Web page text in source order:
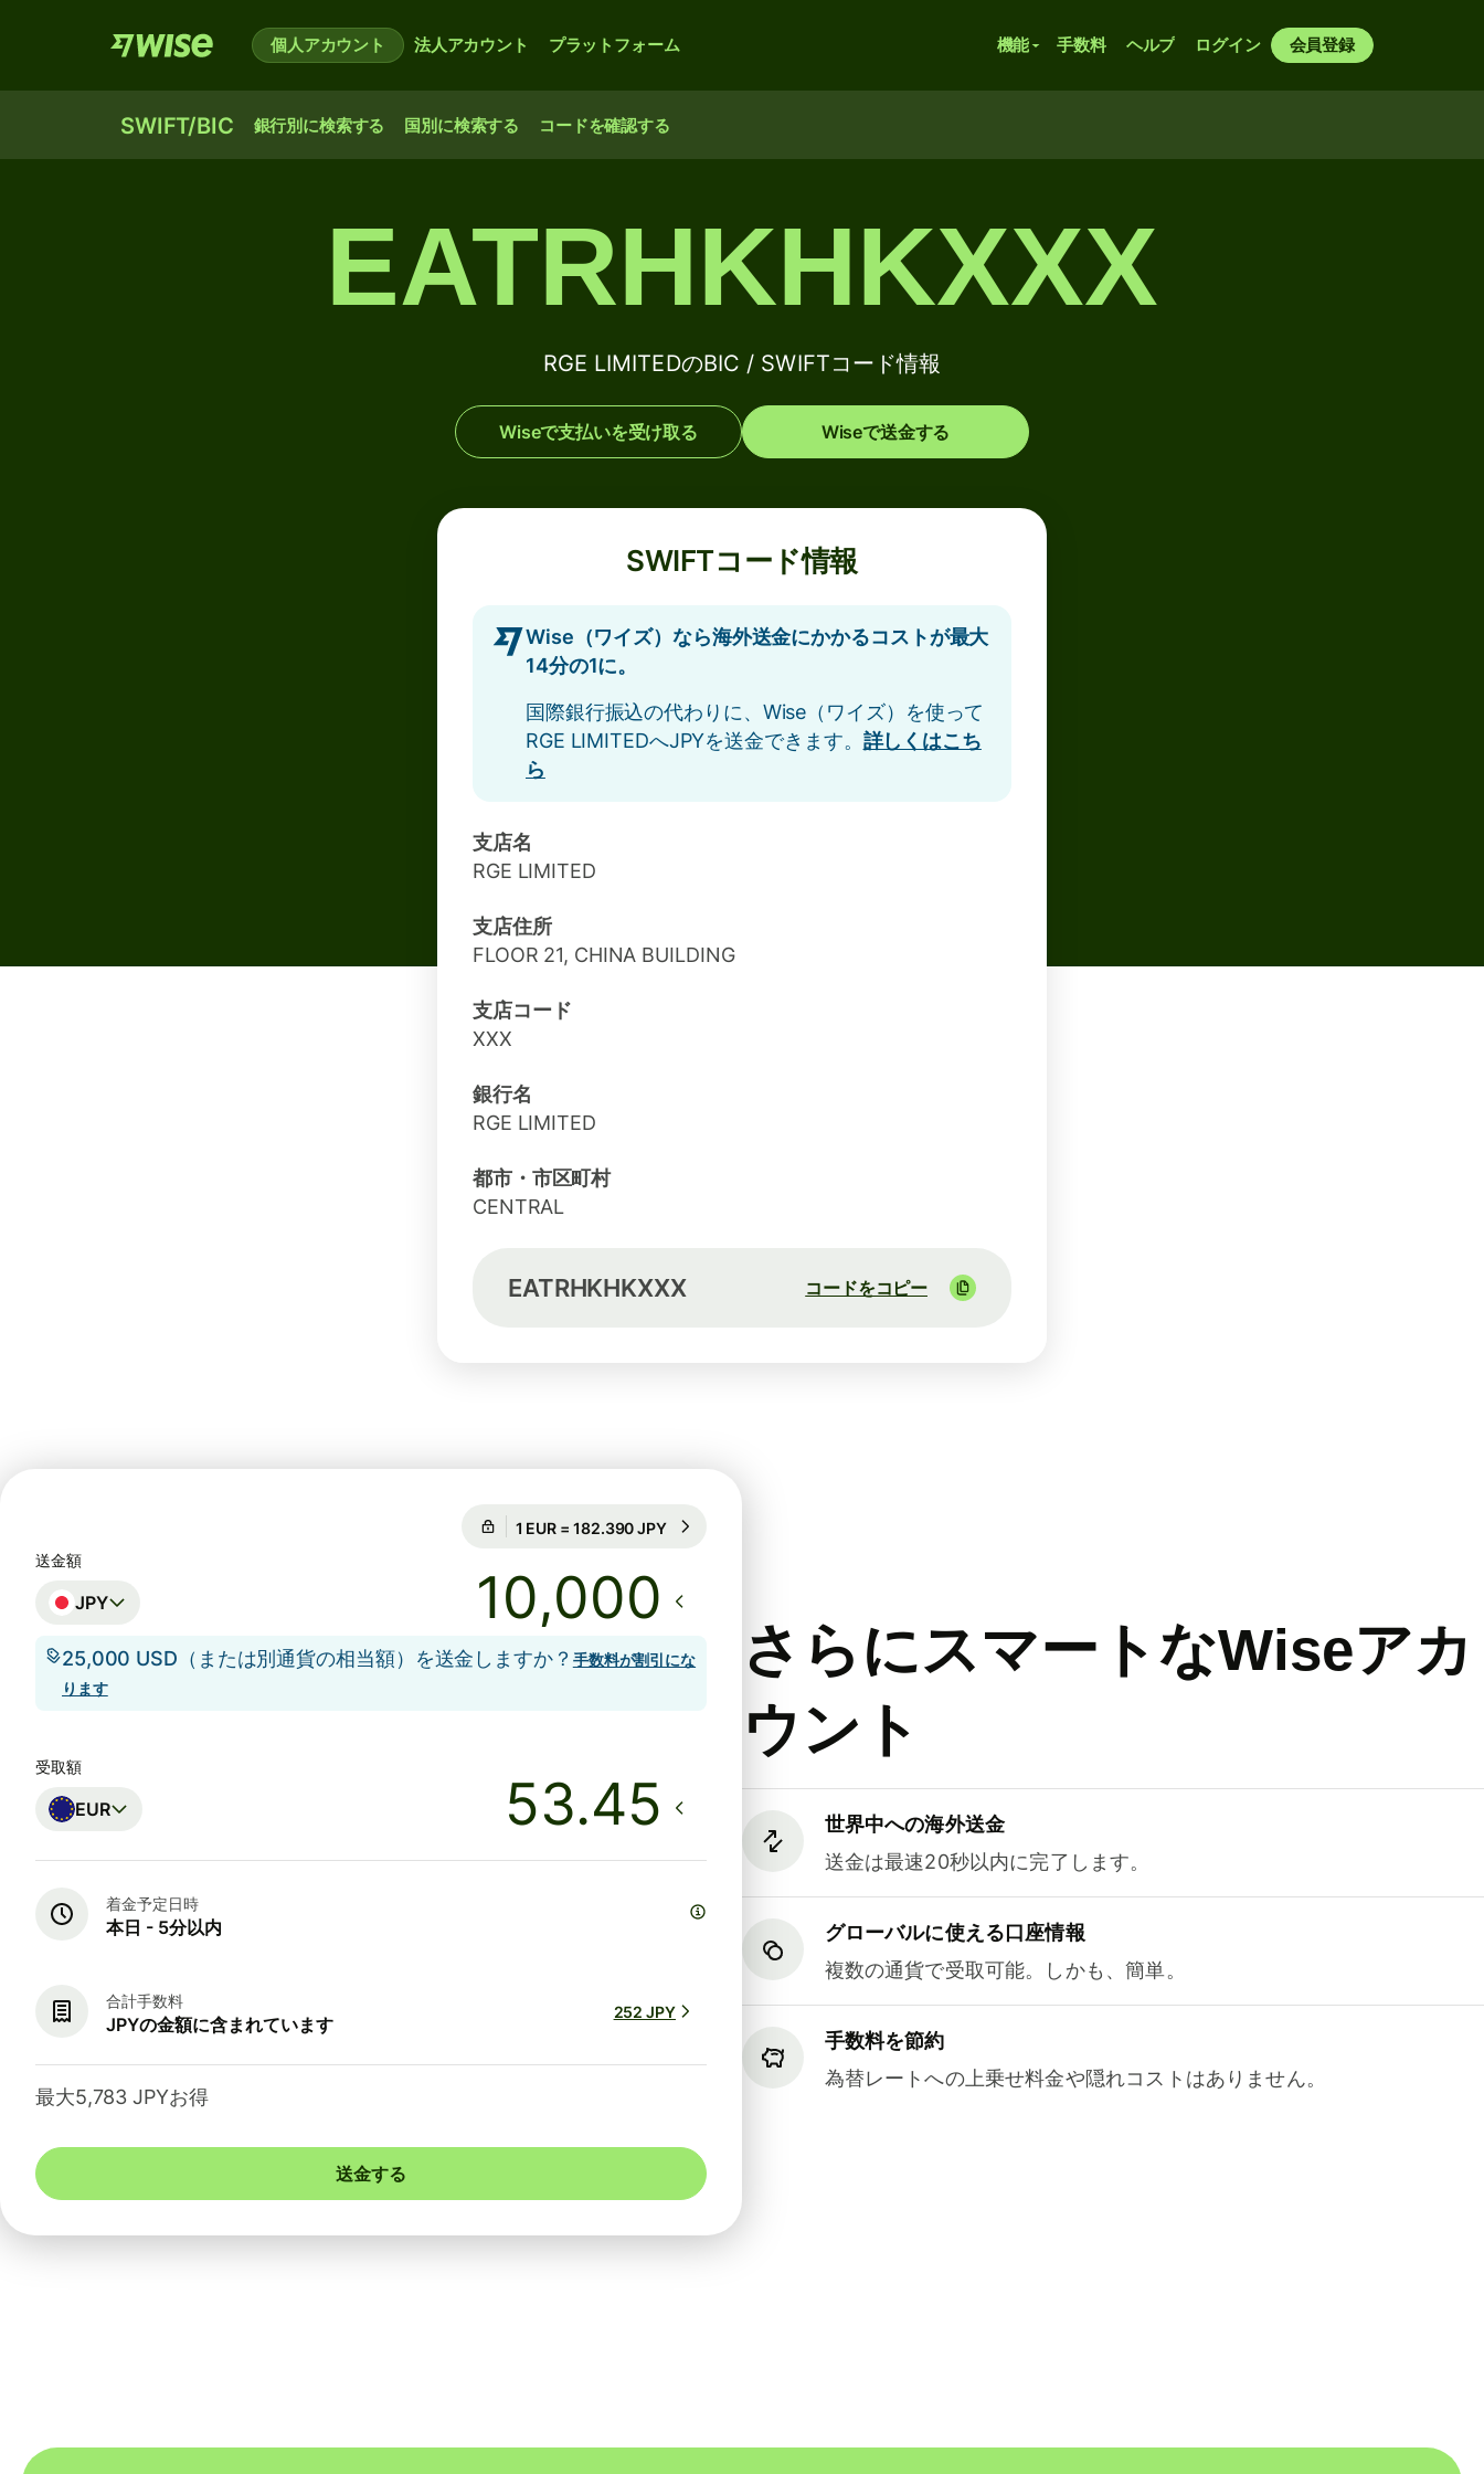
個人アカウント 法人アカウント プラットフォーム 機能 手数料 ヘルプ ログイン 会員登録
SWIFT/BIC 銀行別に検索する 国別に検索する コードを確認する
EATRHKHKXXX
RGE LIMITEDのBIC / SWIFTコード情報
Wiseで支払いを受け取る Wiseで送金する
SWIFTコード情報
Wise（ワイズ）なら海外送金にかかるコストが最大
14分の1に。
国際銀行振込の代わりに、Wise（ワイズ）を使って
RGE LIMITEDへJPYを送金できます。 詳しくはこち
ら
支店名
RGE LIMITED
支店住所
FLOOR 21, CHINA BUILDING
支店コード
XXX
銀行名
RGE LIMITED
都市・市区町村
CENTRAL
EATRHKHKXXX コードをコピー
さらにスマートなWiseアカ
ウント
世界中への海外送金
送金は最速20秒以内に完了します。
グローバルに使える口座情報
複数の通貨で受取可能。しかも、簡単。
手数料を節約
為替レートへの上乗せ料金や隠れコストはありません。
48時間のレート保証
送金額
JPY
25,000 USD（または別通貨の相当額）を送金しますか？ 手数料が割引にな
ります
受取額
EUR
着金予定日時
本日 - 5分以内
合計手数料
JPYの金額に含まれています
252 JPY
最大5,783 JPYお得
送金する